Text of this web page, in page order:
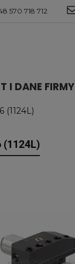
570 718 712
I DANE FIRMY
(1124L)
(1124L)